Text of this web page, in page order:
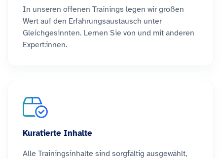
In unseren offenen Trainings legen wir großen
Wert auf den Erfahrungsaustausch unter
Gleichgesinnten. Lernen Sie von und mit anderen
Expert:innen.
Kuratierte Inhalte
Alle Trainingsinhalte sind sorgfältig ausgewählt,